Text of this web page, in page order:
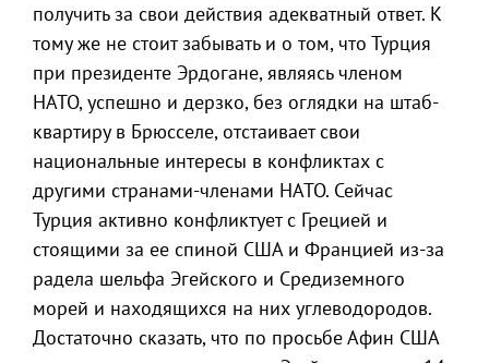
получить за свои действия адекватный ответ. К
тому же не стоит забывать и о том, что Турция
при президенте Эрдогане, являясь членом
НАТО, успешно и дерзко, без оглядки на штаб-
квартиру в Брюсселе, отстаивает свои
национальные интересы в конфликтах с
другими странами-членами НАТО. Сейчас
Турция активно конфликтует с Грецией и
стоящими за ее спиной США и Францией из-за
радела шельфа Эгейского и Средиземного
морей и находящихся на них углеводородов.
Достаточно сказать, что по просьбе Афин США